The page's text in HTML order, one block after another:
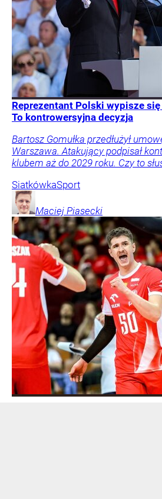
Reprezentant Polski wypisze się
To kontrowersyjna decyzja
Bartosz Gomułka przedłużył
Warszawa. Atakujący podpisał
klubem aż do 2029 roku. Czy to
SiatkówkaSport
Maciej Piasecki